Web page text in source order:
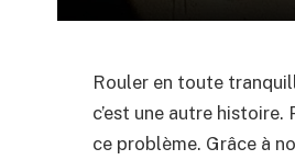
Rouler en toute
c’est une autre
ce problème. Grâce à